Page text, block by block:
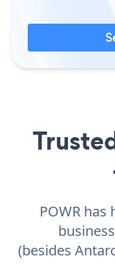
POWR
(besides